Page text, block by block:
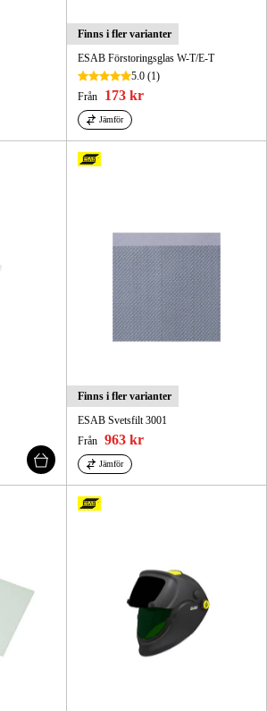
Finns i fler varianter
ESAB Förstoringsglas W-T/E-T
5.0 (1)
Från
173 kr
Jämför
Finns i fler varianter
ESAB Svetsfilt 3001
Från 963 kr
Jämför